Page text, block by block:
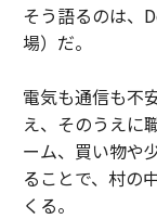
そう語るのは、
場）だ。
電気も通信も不
え、そのうえに
ーム、買い物や
ることで、村の
くる。